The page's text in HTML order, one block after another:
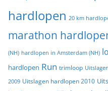
hardlopen 20 km
marathon
(NH) hardlopen in Amsterdam (NH)
hardlopen Run trimloop
2009 Uitslagen hardlopen 2010